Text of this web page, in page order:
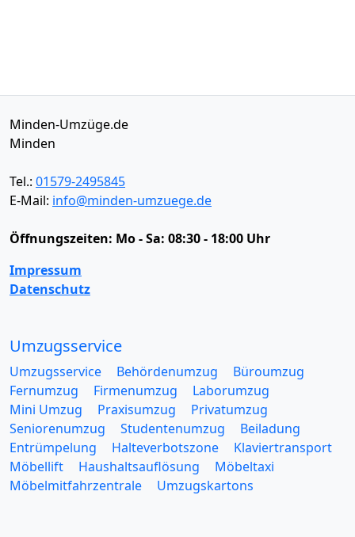
Minden-Umzüge.de
Minden
Tel.: 01579-2495845
E-Mail: info@minden-umzuege.de
Öffnungszeiten: Mo - Sa: 08:30 - 18:00 Uhr
Impressum
Datenschutz
Umzugsservice
Umzugsservice Behördenumzug
Büroumzug
Fernumzug
Firmenumzug
Laborumzug
Mini Umzug
Praxisumzug
Privatumzug
Seniorenumzug
Studentenumzug
Beiladung
Entrümpelung
Halteverbotszone
Klaviertransport
Möbellift
Haushaltsauflösung
Möbeltaxi
Möbelmitfahrzentrale
Umzugskartons